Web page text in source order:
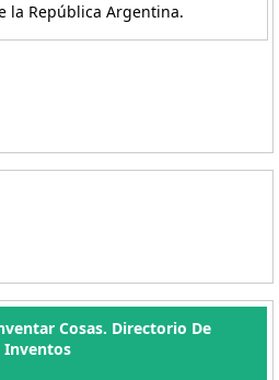
la República Argentina.
Cosas. Directorio De
Inventos